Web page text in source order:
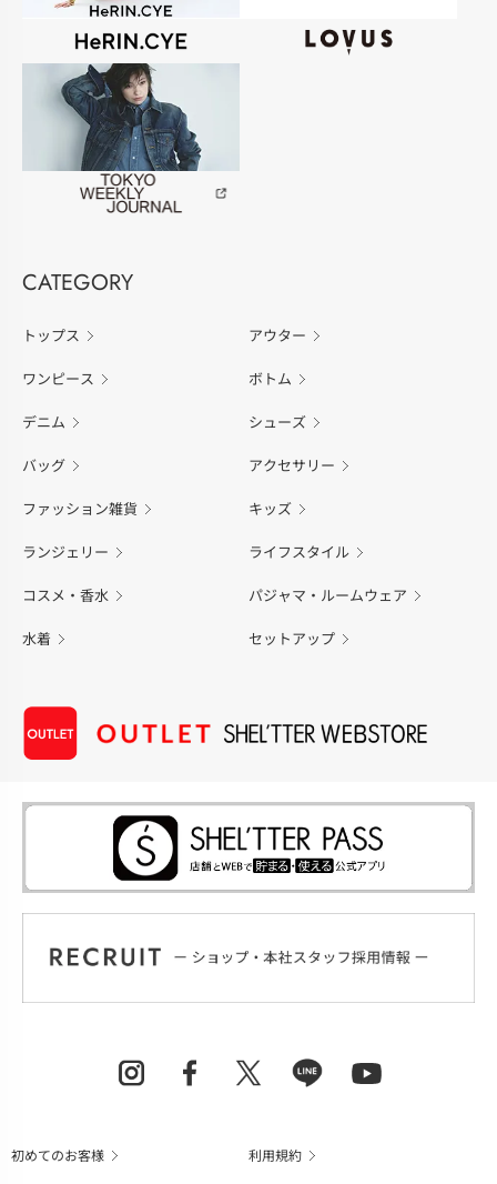
CATEGORY
トップス アウター
ワンピース ボトム
デニム シューズ
バッグ アクセサリー
ファッション雑貨 キッズ
ランジェリー ライフスタイル
コスメ・香水 パジャマ・ルームウェア
水着 セットアップ
初めてのお客様 利用規約